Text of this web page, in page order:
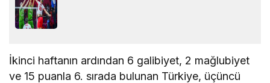
İkinci haftanın ardından 6 galibiyet, 2 mağlubiyet
ve 15 puanla 6. sırada bulunan Türkiye, üçüncü